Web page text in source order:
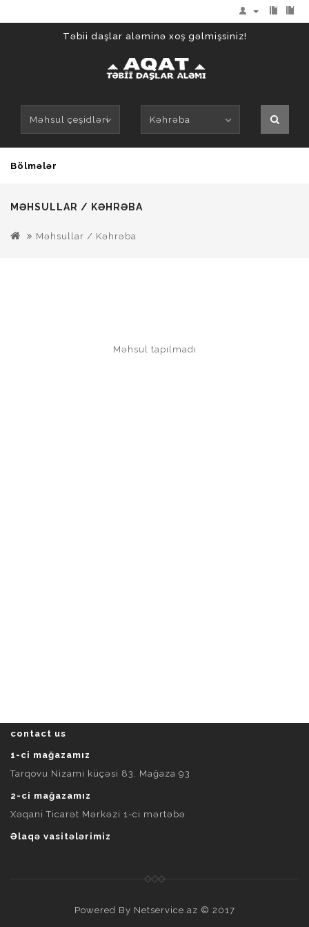
Təbii daşlar aləminə xoş gəlmişsiniz!
Məhsul çeşidləri Kəhrəba
Bölmələr
MƏHSULLAR / KƏHRƏBA
Məhsullar / Kəhrəba
Məhsul tapılmadı
contact us
1-ci mağazamız
Tarqovu Nizami küçəsi 83. Mağaza 93
2-ci mağazamız
Xəqani Ticarət Mərkəzi 1-ci mərtəbə
Əlaqə vasitələrimiz
Powered By Netservice.az © 2017